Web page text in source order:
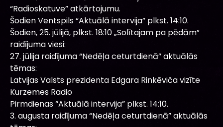
“Radioskatuve” atkārtojumu.
Šodien Ventspils “Aktuālā intervija” plkst. 14:10.
Šodien, 25. jūlijā, plkst. 18:10 „Solītajam pa pēdām”
raidījuma viesi:
27. jūlija raidījuma “Nedēļa ceturtdienā” aktuālās
tēmas:
Latvijas Valsts prezidenta Edgara Rinkēviča vizīte
Kurzemes Radio
Pirmdienas “Aktuālā intervija” plkst. 14:10.
3. augusta raidījuma “Nedēļa ceturtdienā” aktuālās